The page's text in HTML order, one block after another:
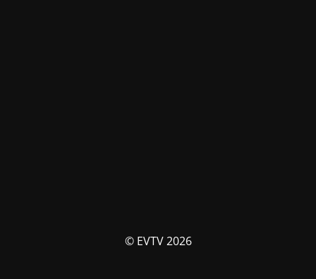
© EVTV 2026